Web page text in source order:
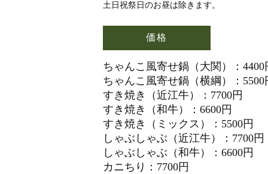
土日祝祭日のお昼は除きます。
価格
ちゃんこ風寄せ鍋（大関）：4400
ちゃんこ風寄せ鍋（横綱）：5500
すき焼き（近江牛）：7700円
すき焼き（和牛）：6600円
すき焼き（ミックス）：5500円
しゃぶしゃぶ（近江牛）：7700円
しゃぶしゃぶ（和牛）：6600円
カニちり：7700円